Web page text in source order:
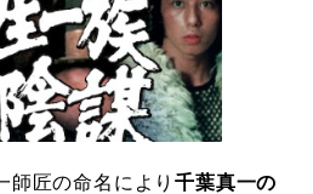
師匠の命名により千葉真一の